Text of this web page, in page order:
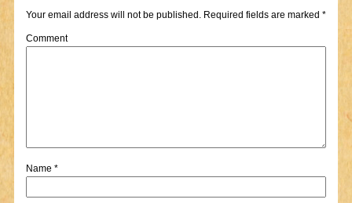
Your email address will not be published.Required fields are marked *
Comment
Name *